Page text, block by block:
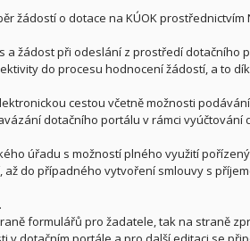
žádostí o dotace na KÚOK prostřednictvím
a žádost při odeslání z prostředí dotačního
do procesu hodnocení žádostí, a to
cestou včetně možnosti
dotačního portálu v rámci vyúčtování
úřadu s možností plného využití
do případného vytvoření smlouvy s
formulářů pro žadatele, tak na straně